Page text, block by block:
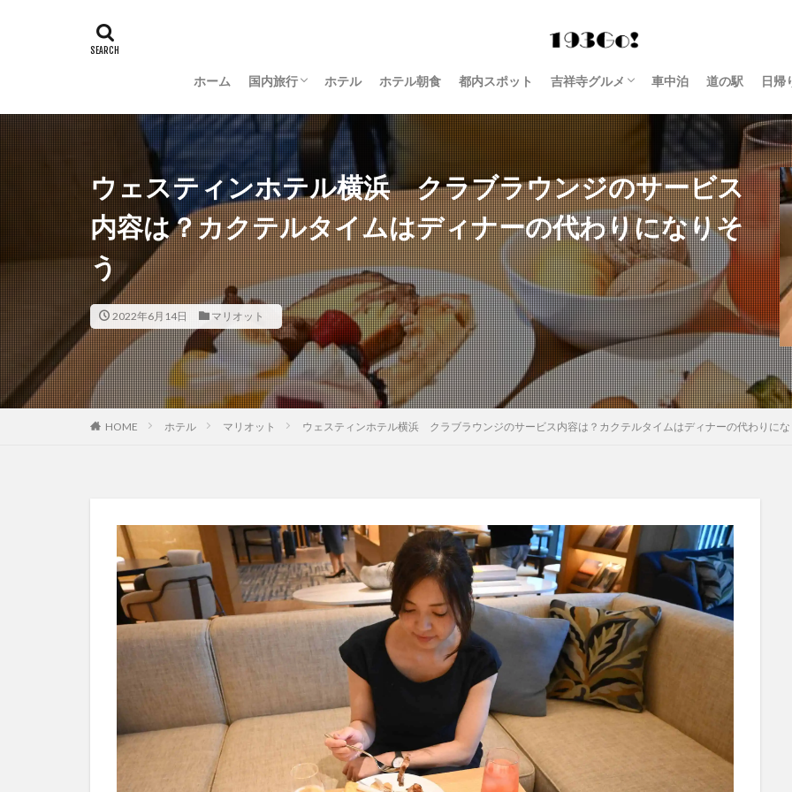
ホーム 国内旅行
羽田空港グルメ
大阪
京都
沖縄
新潟
長野
茨城
富山
金沢
山梨
ホテル ホテル朝食 都内スポット 吉祥寺グルメ
西荻窪 グルメ
車中泊 道の駅 日帰
ウェスティンホテル横浜 クラブラウンジのサービス
内容は？カクテルタイムはディナーの代わりになりそ
う
2022年6月14日 マリオット
HOME ホテル マリオット ウェスティンホテル横浜 クラブラウンジのサービス内容は？カクテルタイムはディナーの代わりに